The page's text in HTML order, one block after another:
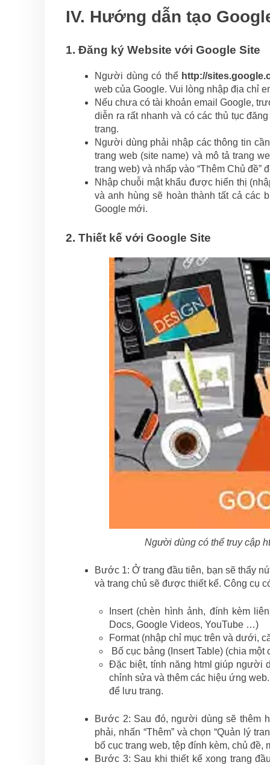
IV. Hướng dẫn tạo
1. Đăng ký Website với Google Site
Người dùng có thể http://
web của Google. Vui lòng nhập địa chỉ
Nếu chưa có tài khoản email Google,
diễn ra rất nhanh và có các thủ tục
trang.
Người dùng phải nhập các thông tin
trang web (site name) và mô tả trang
trang web) và nhấp vào “Thêm Chủ đề”
Nhập chuỗi mật khẩu được hiển thị
và anh hùng sẽ hoàn thành tất cả các
Google mới.
2. Thiết kế với Google Site
Người dùng có thể truy cập
Bước 1: Ở trang đầu tiên, bạn sẽ thấy
và trang chủ sẽ được thiết kế. Công cụ
Insert (chèn hình ảnh, đính kèm
Docs, Google Videos, YouTube …)
Format (nhập chỉ mục trên và dưới,
Bố cục bảng (Insert Table) (chia
Đặc biệt, tính năng html giúp người
chỉnh sửa và thêm các hiệu ứng
để lưu trang.
Bước 2: Sau đó, người dùng sẽ thêm
phải, nhấn “Thêm” và chọn “Quản lý
bố cục trang web, tệp đính kèm, chủ đề,
Bước 3: Sau khi thiết kế xong trang